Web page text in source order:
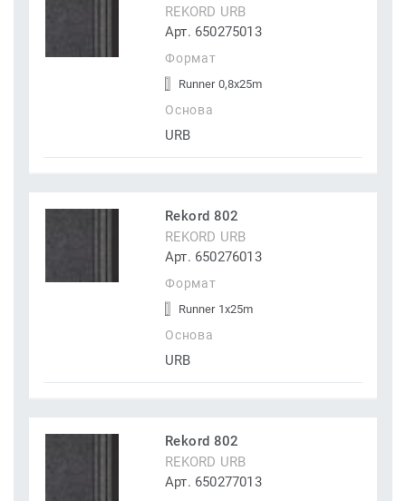
REKORD URB
Арт. 650275013
Формат
Runner 0,8x25m
Основа
URB
Rekord 802
REKORD URB
Арт. 650276013
Формат
Runner 1x25m
Основа
URB
Rekord 802
REKORD URB
Арт. 650277013